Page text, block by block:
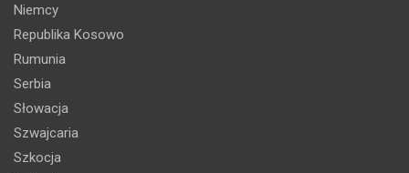
Niemcy
Republika Kosowo
Rumunia
Serbia
Słowacja
Szwajcaria
Szkocja